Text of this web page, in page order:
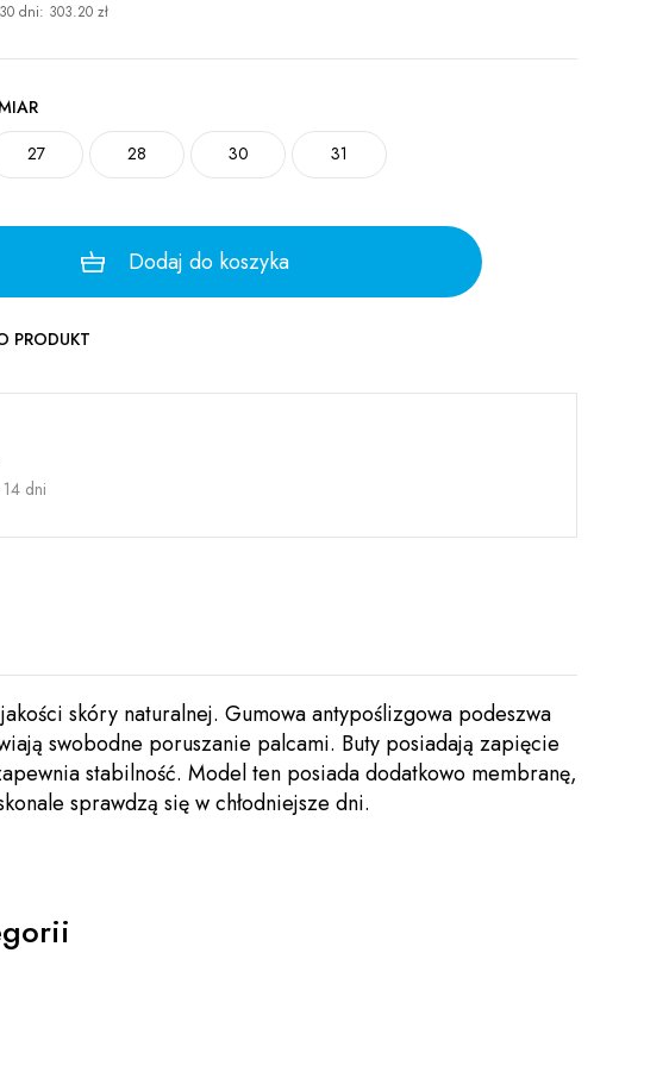
dni: 303.20 zł
27 28 30 31
Dodaj do koszyka
PRODUKT
dni
skóry naturalnej. Gumowa antypoślizgowa podeszwa
swobodne poruszanie palcami. Buty posiadają zapięcie
stabilność. Model ten posiada dodatkowo membranę,
sprawdzą się w chłodniejsze dni.